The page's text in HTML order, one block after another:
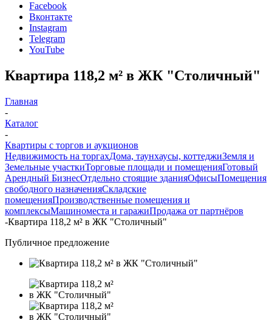
Facebook
Вконтакте
Instagram
Telegram
YouTube
Квартира 118,2 м² в ЖК "Столичный"
Главная
-
Каталог
-
Квартиры с торгов и аукционов
Недвижимость на торгахДома, таунхаусы, коттеджиЗемля и
Земельные участкиТорговые площади и помещенияГотовый
Арендный БизнесОтдельно стоящие зданияОфисыПомещения
свободного назначенияСкладские
помещенияПроизводственные помещения и
комплексыМашиноместа и гаражиПродажа от партнёров
-Квартира 118,2 м² в ЖК "Столичный"
Публичное предложение